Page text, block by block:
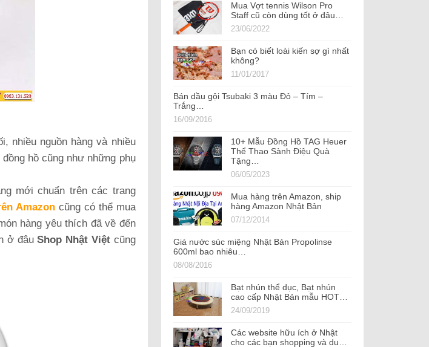
nhiều nguồn hàng và nhiều
hồ cũng như những phụ
mới chuẩn trên các trang
Amazoncũng có thể mua
hàng yêu thích đã về đến
ở đâuShop Nhật Việtcũng
Mua Vợt tennis Wilson Pro
Staff cũ còn dùng tốt ở đâu…
23/06/2022
Bạn có biết loài kiến sợ gì nhất
không?
11/01/2017
Bán dầu gội Tsubaki 3 màu Đỏ – Tím –
Trắng…
16/09/2016
10+ Mẫu Đồng Hồ TAG Heuer
Thể Thao Sành Điệu Quà
Tặng…
06/05/2023
Mua hàng trên Amazon, ship
hàng Amazon Nhật Bản
07/12/2014
Giá nước súc miệng Nhật Bản Propolinse
600ml bao nhiêu…
08/08/2016
Bạt nhún thể dục, Bạt nhún
cao cấp Nhật Bản mẫu HOT…
24/09/2019
Các website hữu ích ở Nhật
cho các bạn shopping và du…